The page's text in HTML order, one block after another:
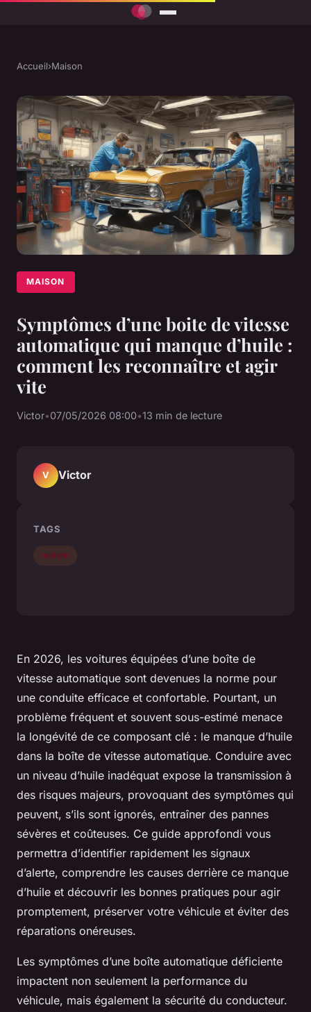
Accueil›Maison
MAISON
Symptômes d’une boite de vitesse
automatique qui manque d’huile :
comment les reconnaître et agir
vite
Victor•07/05/2026 08:00•13 min de lecture
En 2026, les voitures équipées d’une boîte de
vitesse automatique sont devenues la norme pour
une conduite efficace et confortable. Pourtant, un
problème fréquent et souvent sous-estimé menace
la longévité de ce composant clé : le manque d’huile
dans la boîte de vitesse automatique. Conduire avec
un niveau d’huile inadéquat expose la transmission à
des risques majeurs, provoquant des symptômes qui
peuvent, s’ils sont ignorés, entraîner des pannes
sévères et coûteuses. Ce guide approfondi vous
permettra d’identifier rapidement les signaux
d’alerte, comprendre les causes derrière ce manque
d’huile et découvrir les bonnes pratiques pour agir
promptement, préserver votre véhicule et éviter des
réparations onéreuses.
Les symptômes d’une boîte automatique déficiente
impactent non seulement la performance du
véhicule, mais également la sécurité du conducteur.
V Victor
TAGS
maison